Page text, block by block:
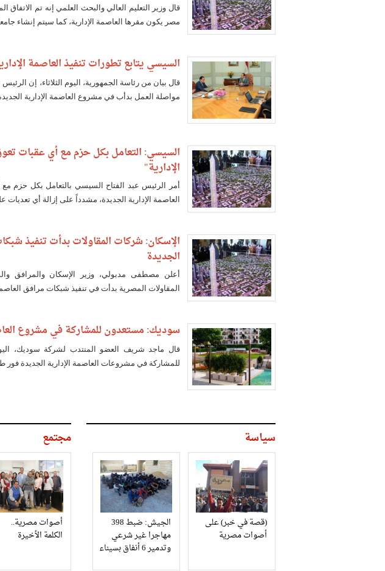
قال وزير التعليم العالي والبحث العلمي إنه تم
مصر يكون مقرها العاصمة الإدارية، كما سيتم إنشاء
السيسي يتابع تطورات تنفيذ العاصمة
قال بيان من رئاسة الجمهورية، اليوم الثلاثاء، إن
مواصلة العمل بدأب في مشروع العاصمة الإدارية
السيسي: التعامل بكل حزم مع أي عقبات
الإدارية"
أمر الرئيس عبد الفتاح السيسي بالتعامل بكل حزم
العاصمة الإدارية الجديدة، مشدداً على إزالة أي تعديات
الإسكان: شركات المقاولات بدأت تنفيذ
الجديدة
أعلن مصطفى مدبولي، وزير الإسكان والمرافق
المقاولات المصرية بدأت في تنفيذ شبكات مرافق العاصمة
سوديك: مستعدون للمشاركة في مشروع
قال ماجد شريف العضو المنتدب لشركة سوديك،
للمشاركة في مشروعات العاصمة الإدارية الجديدة فور
سياسة
(قصة في خبر) على
أصوات مصرية
الجيش: ضبط 398
مهاجرا غير شرعي
وتدمير 6 أنفاق بسيناء
مجتمع
أصوات مصرية..
الكلمة الأخيرة